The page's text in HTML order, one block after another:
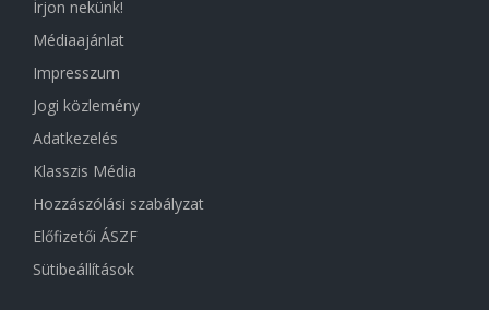
Írjon nekünk!
Médiaajánlat
Impresszum
Jogi közlemény
Adatkezelés
Klasszis Média
Hozzászólási szabályzat
Előfizetői ÁSZF
Sütibeállítások